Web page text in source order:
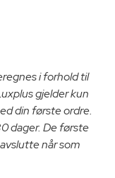
i forhold til
gjelder kun
din første ordre.
dager. De første
når som